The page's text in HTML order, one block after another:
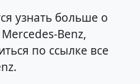
узнать больше о
Benz,
по ссылке все